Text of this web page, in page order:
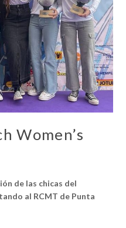
Women’s
de las chicas del
al RCMT de Punta